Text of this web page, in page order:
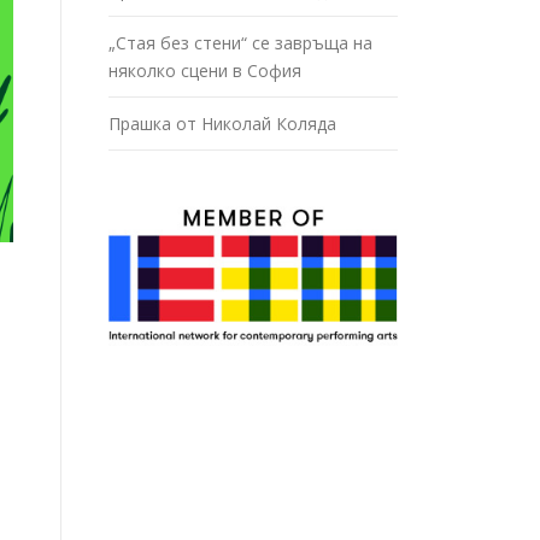
„Стая без стени“ се завръща на
няколко сцени в София
Прашка от Николай Коляда